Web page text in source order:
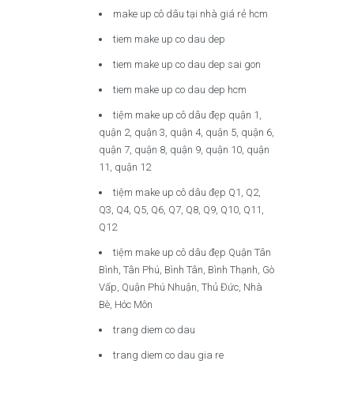
make up cô dâu tại nhà giá rẻ hcm
tiem make up co dau dep
tiem make up co dau dep sai gon
tiem make up co dau dep hcm
tiệm make up cô dâu đẹp quận 1,
quận 2, quận 3, quận 4, quận 5, quận 6,
quận 7, quận 8, quận 9, quận 10, quận
11, quận 12
tiệm make up cô dâu đẹp Q1, Q2,
Q3, Q4, Q5, Q6, Q7, Q8, Q9, Q10, Q11,
Q12
tiệm make up cô dâu đẹp Quận Tân
Bình, Tân Phú, Bình Tân, Bình Thạnh, Gò
Vấp, Quận Phú Nhuận, Thủ Đức, Nhà
Bè, Hóc Môn
trang diem co dau
trang diem co dau gia re